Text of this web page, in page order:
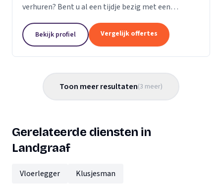
verhuren? Bent u al een tijdje bezig met een
En is de afronding nog niet in zicht? Dan kan...
Bekijk profiel Vergelijk offertes
Toon meer resultaten(3 meer)
Gerelateerde diensten in
Landgraaf
Vloerlegger Klusjesman